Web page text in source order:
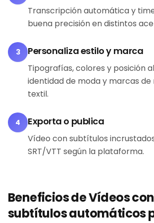
Transcripción automática y
buena precisión en distintos
3 Personaliza estilo y marca
Tipografías, colores y posición
identidad de moda y marcas
textil.
4 Exporta o publica
Vídeo con subtítulos
SRT/VTT según la plataforma.
Beneficios de Vídeos con
subtítulos automáticos